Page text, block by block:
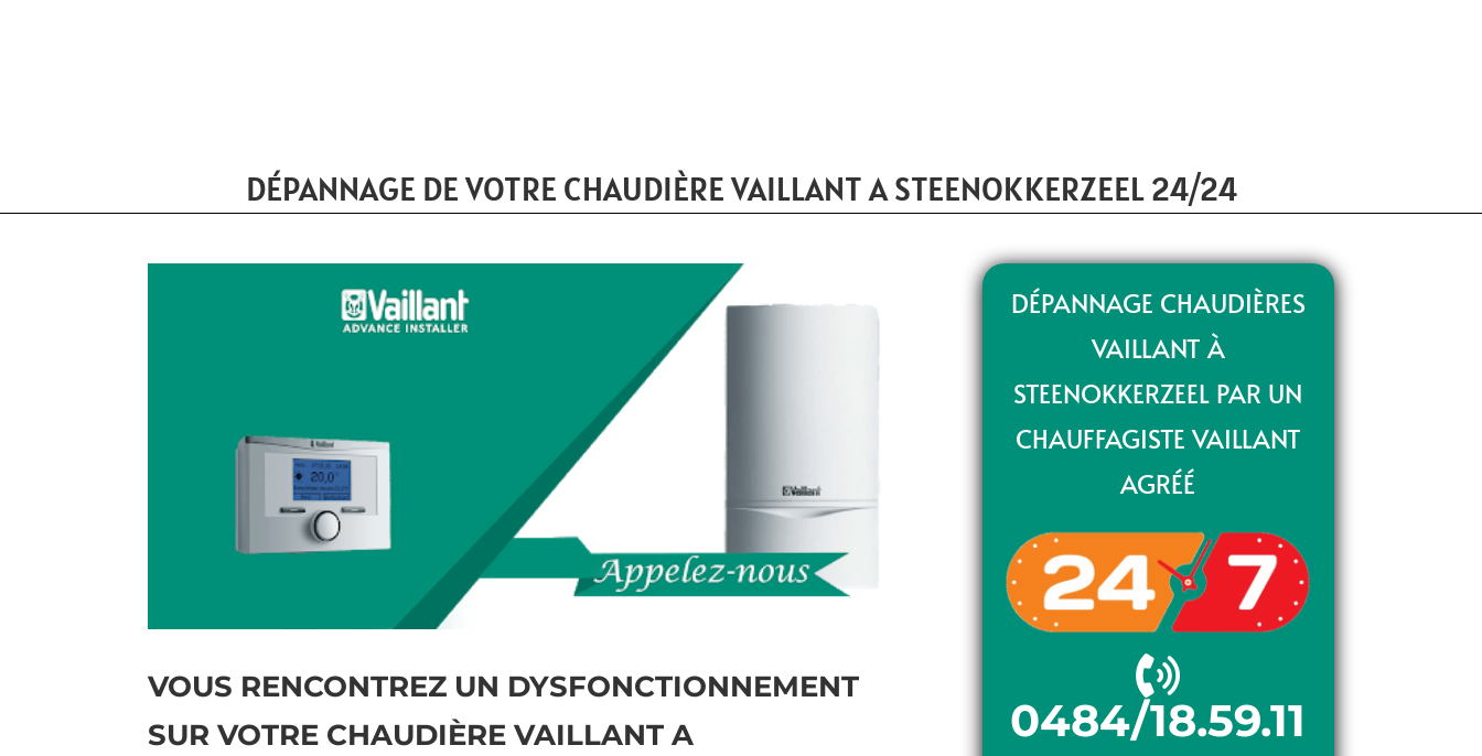
DÉPANNAGE DE VOTRE CHAUDIÈRE VAILLANT A STEENOKKERZEEL 24/24
VOUS RENCONTREZ UN DYSFONCTIONNEMENT
SUR VOTRE CHAUDIÈRE VAILLANT A
DÉPANNAGE CHAUDIÈRES
VAILLANT À
STEENOKKERZEEL PAR UN
CHAUFFAGISTE VAILLANT
AGRÉÉ
0484/18.59.11